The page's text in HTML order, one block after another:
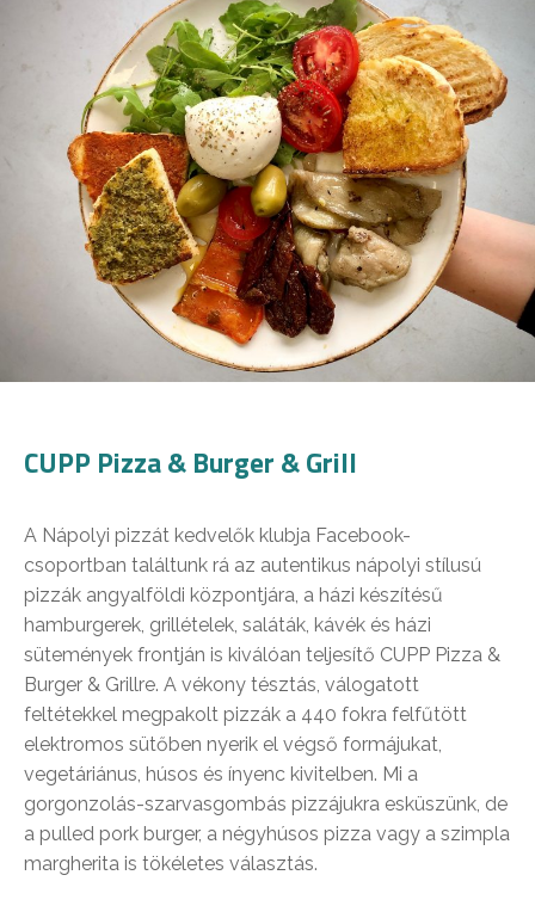
CUPP Pizza & Burger & Grill
A Nápolyi pizzát kedvelők klubja Facebook-
csoportban találtunk rá az autentikus nápolyi stílusú
pizzák angyalföldi központjára, a házi készítésű
hamburgerek, grillételek, saláták, kávék és házi
sütemények frontján is kiválóan teljesítő CUPP Pizza &
Burger & Grillre. A vékony tésztás, válogatott
feltétekkel megpakolt pizzák a 440 fokra felfűtött
elektromos sütőben nyerik el végső formájukat,
vegetáriánus, húsos és ínyenc kivitelben. Mi a
gorgonzolás-szarvasgombás pizzájukra esküszünk, de
a pulled pork burger, a négyhúsos pizza vagy a szimpla
margherita is tökéletes választás.